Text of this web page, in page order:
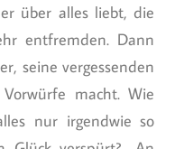
über alles liebt, die
entfremden. Dann
seine vergessenden
macht. Wie
nur irgendwie so